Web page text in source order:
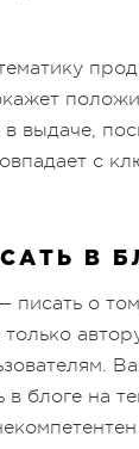
выдаче,
с
В
о
в блоге на